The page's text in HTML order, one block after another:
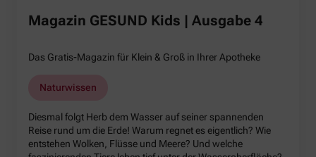
Magazin GESUND Kids | Ausgabe 4
Das Gratis-Magazin für Klein & Groß in Ihrer Apotheke
Naturwissen
Diesmal folgt Herb dem Wasser auf seiner spannenden
Reise rund um die Erde! Warum regnet es eigentlich? Wie
entstehen Wolken, Flüsse und Meere? Und welche